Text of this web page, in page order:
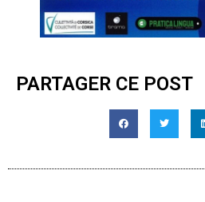
PARTAGER CE POST